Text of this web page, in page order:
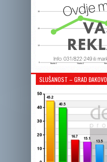
SLUŠANOST – GRAD ĐAKOVO